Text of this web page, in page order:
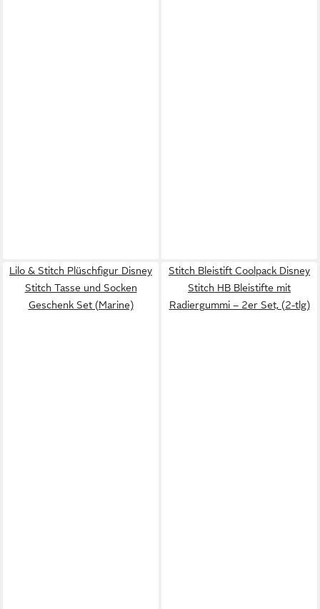
Lilo & Stitch Plüschfigur Disney
Stitch Tasse und Socken
Geschenk Set (Marine)
Stitch Bleistift Coolpack Disney
Stitch HB Bleistifte mit
Radiergummi – 2er Set, (2-tlg)